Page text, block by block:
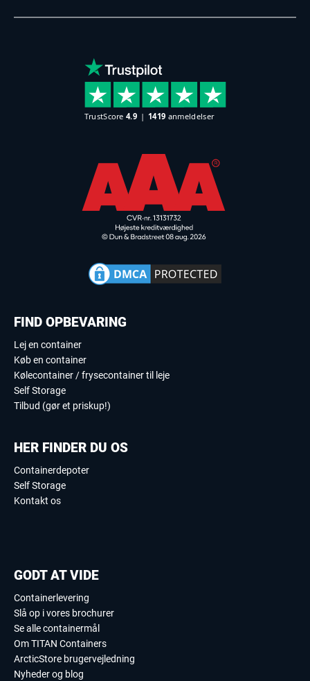
FIND OPBEVARING
Lej en container
Køb en container
Kølecontainer / frysecontainer til leje
Self Storage
Tilbud (gør et priskup!)
HER FINDER DU OS
Containerdepoter
Self Storage
Kontakt os
GODT AT VIDE
Containerlevering
Slå op i vores brochurer
Se alle containermål
Om TITAN Containers
ArcticStore brugervejledning
Nyheder og blog